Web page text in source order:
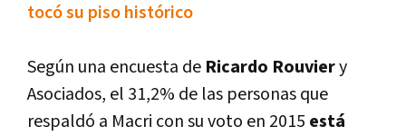
tocó su piso histórico
Según una encuesta de Ricardo Rouviery
Asociados, el 31,2% de las personas que
respaldó a Macri con su voto en 2015 está